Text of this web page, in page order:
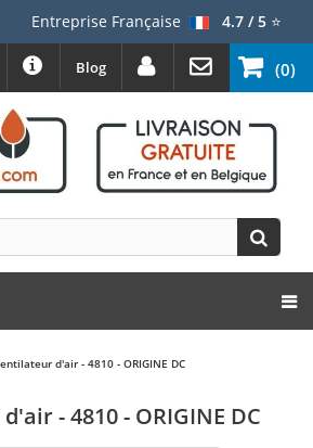
Entreprise Française 4.7 / 5⭐
(0)
Blog
d'air - 4810 - ORIGINE DC
- 4810 - ORIGINE DC